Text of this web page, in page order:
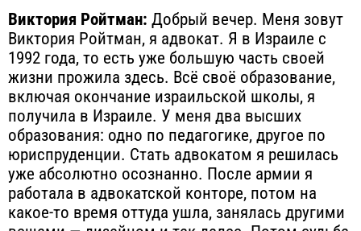
Виктория Ройтман: Добрый вечер. Меня зовут
Виктория Ройтман, я адвокат. Я в Израиле с
1992 года, то есть уже большую часть своей
жизни прожила здесь. Всё своё образование,
включая окончание израильской школы, я
получила в Израиле. У меня два высших
образования: одно по педагогике, другое по
юриспруденции. Стать адвокатом я решилась
уже абсолютно осознанно. После армии я
работала в адвокатской конторе, потом на
какое-то время оттуда ушла, занялась другими